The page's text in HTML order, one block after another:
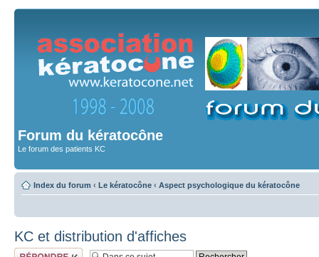
Forum du kératocône
Le forum des patients KC
Index du forum ‹ Le kératocône ‹ Aspect psychologique du kératocône
KC et distribution d'affiches
Répondre